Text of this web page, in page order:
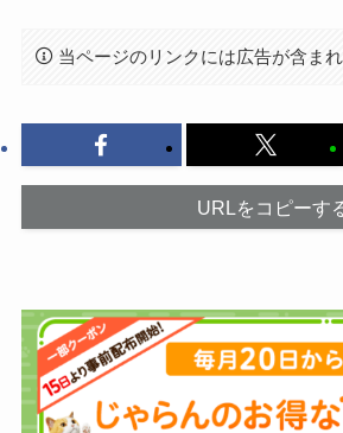
当ページのリンクには広告が含まれ
URLをコピーす